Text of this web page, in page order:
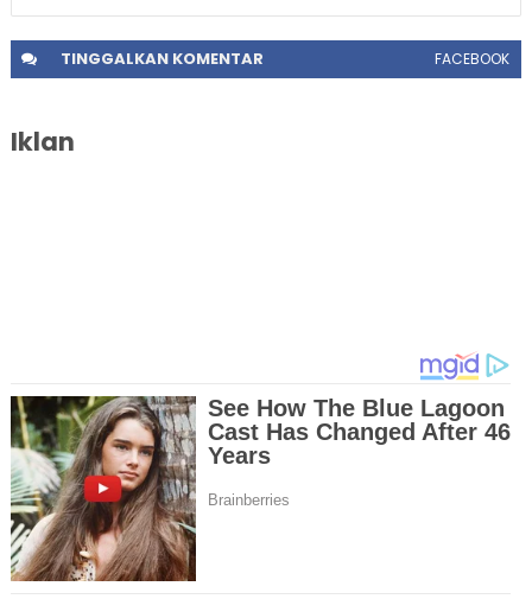
TINGGALKANKOMENTAR FACEBOOK
Iklan